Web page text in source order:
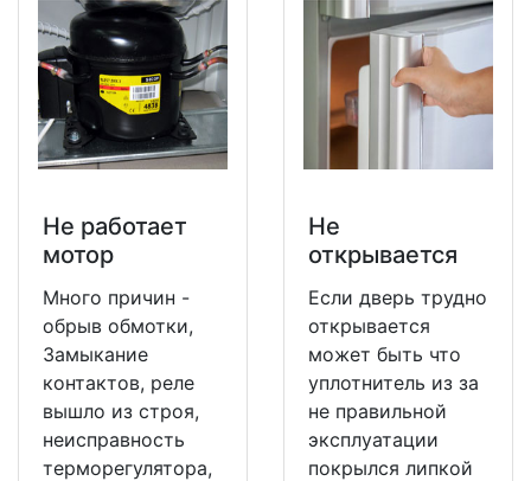
Не работает
мотор
Много причин -
обрыв обмотки,
Замыкание
контактов, реле
вышло из строя,
неисправность
терморегулятора,
Не
открывается
Если дверь трудно
открывается
может быть что
уплотнитель из за
не правильной
эксплуатации
покрылся липкой